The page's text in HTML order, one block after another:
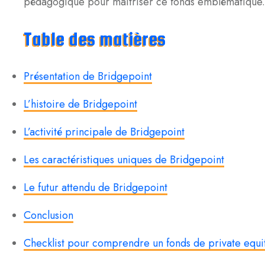
Table des matières
Présentation de Bridgepoint
L’histoire de Bridgepoint
L’activité principale de Bridgepoint
Les caractéristiques uniques de Bridgepoint
Le futur attendu de Bridgepoint
Conclusion
Checklist pour comprendre un fonds de private